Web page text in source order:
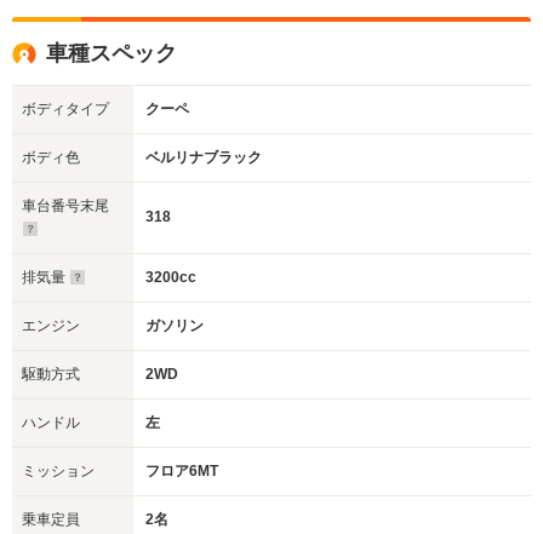
車種スペック
ボディタイプ クーペ
ボディ色 ベルリナブラック
車台番号末尾
318
排気量 3200cc
エンジン ガソリン
駆動方式 2WD
ハンドル 左
ミッション フロア6MT
乗車定員 2名